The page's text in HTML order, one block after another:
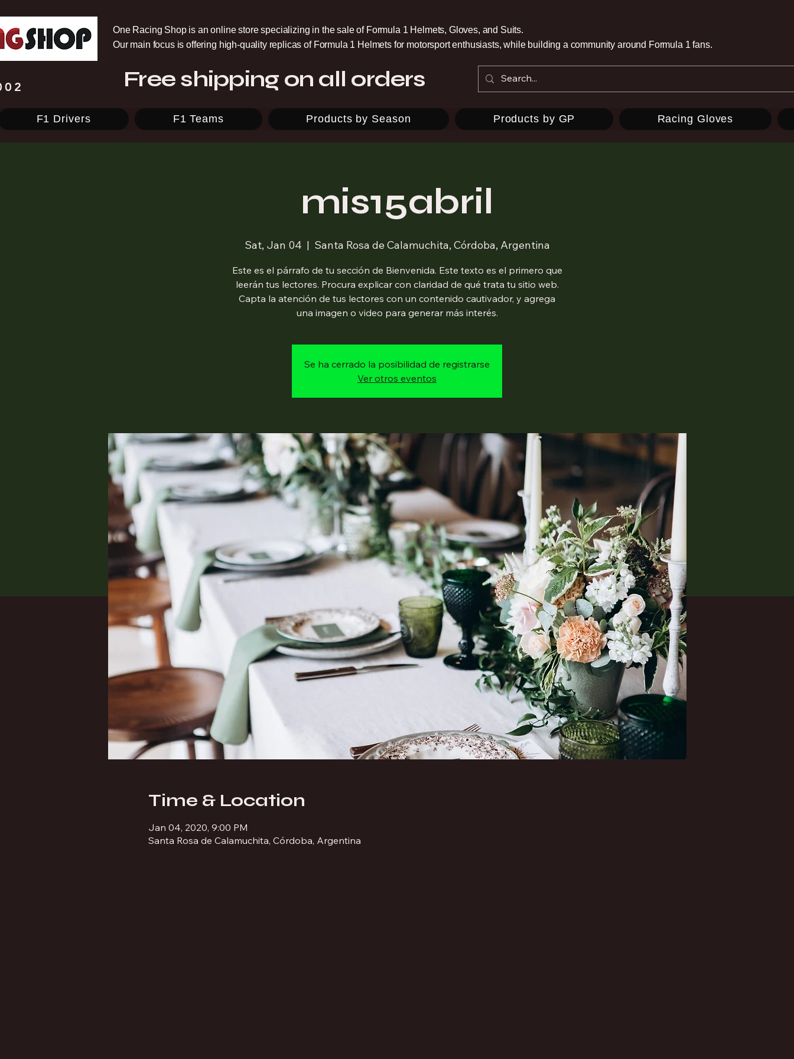
One Racing Shop is an online store specializing in the sale of Formula 1 Helmets, Gloves, and Suits.
Our main focus is offering high-quality replicas of Formula 1 Helmets for motorsport enthusiasts, while building a community around Formula 1 fans.
Free shipping on all orders
F1 Drivers F1 Teams Products by Season Products by GP Racing Gloves
mis15abril
Sat, Jan 04
  |
Santa Rosa de Calamuchita, Córdoba, Argentina
Este es el párrafo de tu sección de Bienvenida. Este texto es el primero que
leerán tus lectores. Procura explicar con claridad de qué trata tu sitio web.
Capta la atención de tus lectores con un contenido cautivador, y agrega
una imagen o video para generar más interés.
Se ha cerrado la posibilidad de registrarse
Ver otros eventos
Time & Location
Jan 04, 2020, 9:00 PM
Santa Rosa de Calamuchita, Córdoba, Argentina